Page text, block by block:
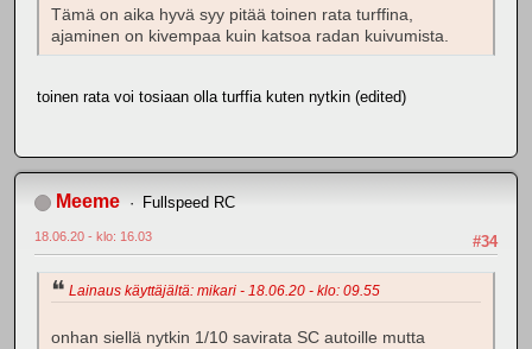
Tämä on aika hyvä syy pitää toinen rata turffina,
ajaminen on kivempaa kuin katsoa radan kuivumista.
toinen rata voi tosiaan olla turffia kuten nytkin (edited)
Meeme Fullspeed RC
#34
18.06.20 - klo: 16.03
Lainaus käyttäjältä: mikari - 18.06.20 - klo: 09.55
onhan siellä nytkin 1/10 savirata SC autoille mutta